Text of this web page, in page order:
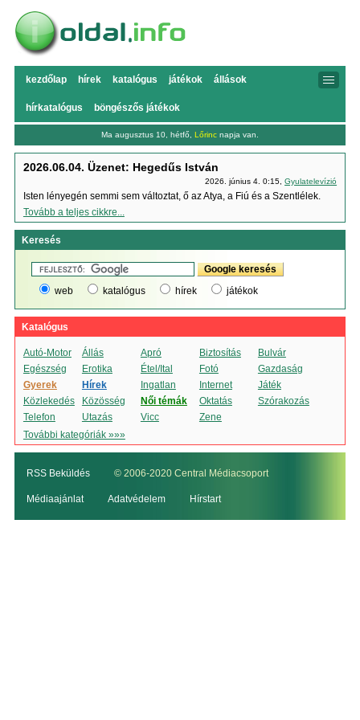
kezdőlap hírek katalógus játékok állások
hírkatalógus böngészős játékok
Ma augusztus 10, hétfő, Lőrinc napja van.
2026.06.04. Üzenet: Hegedűs István
2026. június 4. 0:15,Gyulatelevízió
Isten lényegén semmi sem változtat, ő az Atya, a Fiú és a Szentlélek.
Tovább a teljes cikkre...
Keresés
web katalógus hírek játékok
Katalógus
Autó-Motor Állás Apró Biztosítás
Bulvár
Egészség
Erotika Étel/Ital Fotó
Gazdaság
Gyerek
Hírek Ingatlan Internet
Játék
Közlekedés
Közösség Női témák Oktatás
Szórakozás
Telefon
Utazás Vicc
Zene
További kategóriák »»»
RSS Beküldés © 2006-2020 Central Médiacsoport
Médiaajánlat Adatvédelem Hírstart